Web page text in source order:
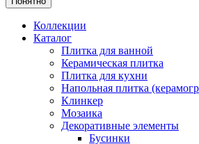
Коллекции
Каталог
Плитка для ванной
Керамическая плитка
Плитка для кухни
Напольная плитка
Клинкер
Мозаика
Декоративные элементы
Бусинки